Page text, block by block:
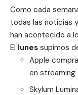
Como cada
todas las noticias
han acontecido a
El lunes supimos
Apple
en streaming
Skylum